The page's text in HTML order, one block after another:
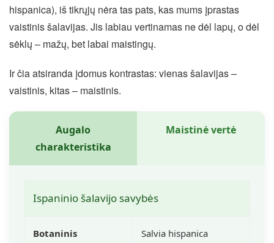
hispanica), iš tikrųjų nėra tas pats, kas mums įprastas
vaistinis šalavijas. Jis labiau vertinamas ne dėl lapų, o dėl
sėklų – mažų, bet labai maistingų.
Ir čia atsiranda įdomus kontrastas: vienas šalavijas –
vaistinis, kitas – maistinis.
Augalo
charakteristika
Maistinė vertė
Ispaninio šalavijo savybės
Botaninis
Salvia hispanica